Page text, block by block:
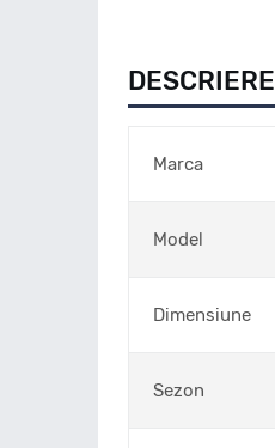
DESCRIERE
Marca
Model
Dimensiune
Sezon